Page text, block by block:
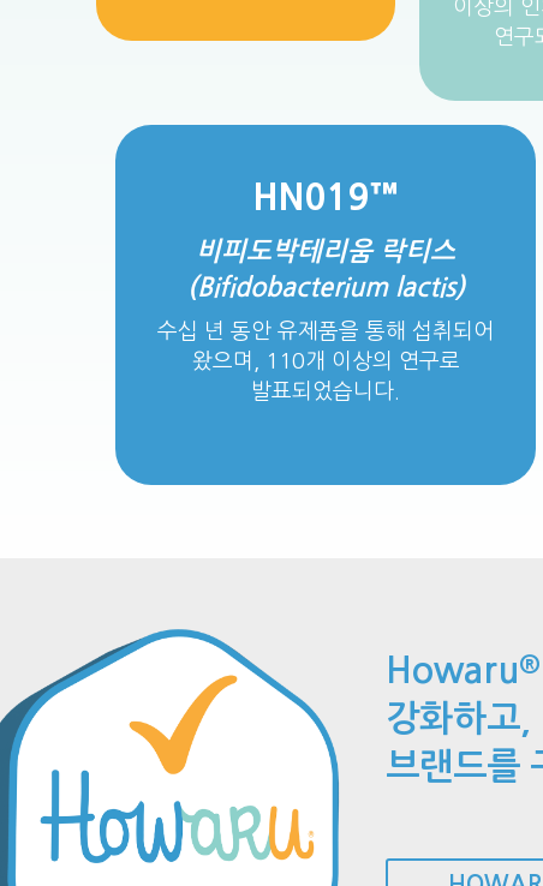
이상의
연구
HN019™
비피도박테리움 락티스
(Bifidobacterium lactis)
수십 년 동안 유제품을 통해 섭취되어
왔으며, 110개 이상의 연구로
발표되었습니다.
Howaru®
강화하고,
브랜드를